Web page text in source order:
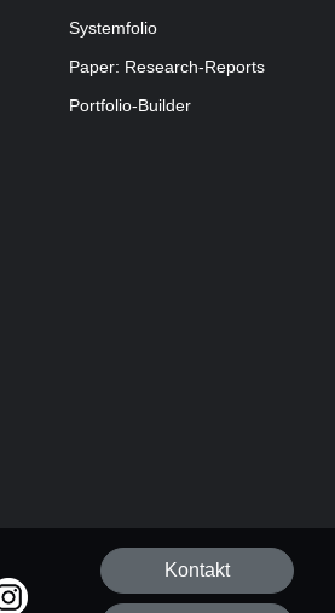
Systemfolio
Paper: Research-Reports
Portfolio-Builder
Kontakt